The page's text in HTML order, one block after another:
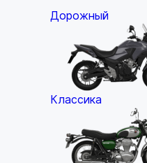
Дорожный
Классика